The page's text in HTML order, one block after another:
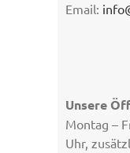
Email:
Unsere
Montag –
Uhr,